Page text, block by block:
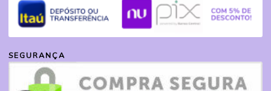
SEGURANÇA